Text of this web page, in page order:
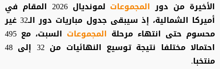
الأخيرة من دورالمجموعات
لمونديال 2026 المقام في
أميركا الشمالية، إذ سيبقى جدول مباريات دور الـ32 غير
محسوم حتى انتهاء مرحلة المجموعات
السبت، مع 495
احتمالا مختلفا نتيجة توسيع النهائيات من 32 إلى 48
منتخبا.